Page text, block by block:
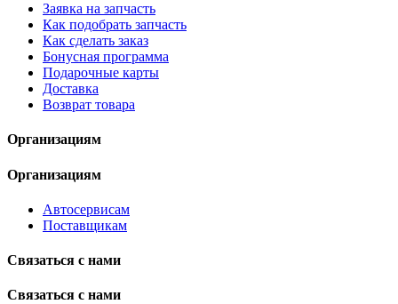
Заявка на запчасть
Как подобрать запчасть
Как сделать заказ
Бонусная программа
Подарочные карты
Доставка
Возврат товара
Организациям
Организациям
Автосервисам
Поставщикам
Связаться с нами
Связаться с нами